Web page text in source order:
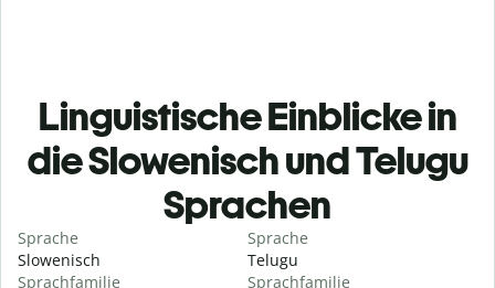
Linguistische Einblicke in
die Slowenisch und Telugu
Sprachen
Sprache
Slowenisch
Sprachfamilie
Sprache
Telugu
Sprachfamilie